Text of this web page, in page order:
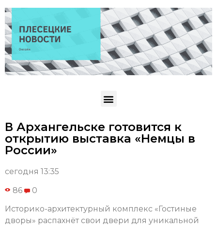
В Архангельске готовится к
открытию выставка «Немцы в
России»
сегодня 13:35
86 0
Историко-архитектурный комплекс «Гостиные
дворы» распахнёт свои двери для уникальной